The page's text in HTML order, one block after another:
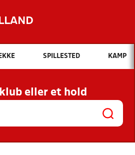
Hvad vil du søge efter?
INDHOLD OG NYHEDER
KLUBBER OG
HOLD
SPILLESTED KAMP
eller et hold